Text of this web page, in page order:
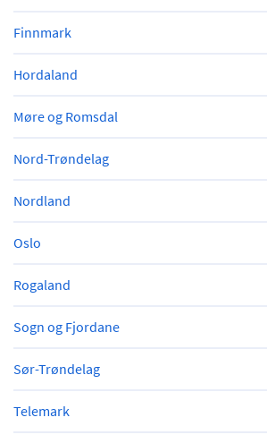
Finnmark
Hordaland
Møre og Romsdal
Nord-Trøndelag
Nordland
Oslo
Rogaland
Sogn og Fjordane
Sør-Trøndelag
Telemark